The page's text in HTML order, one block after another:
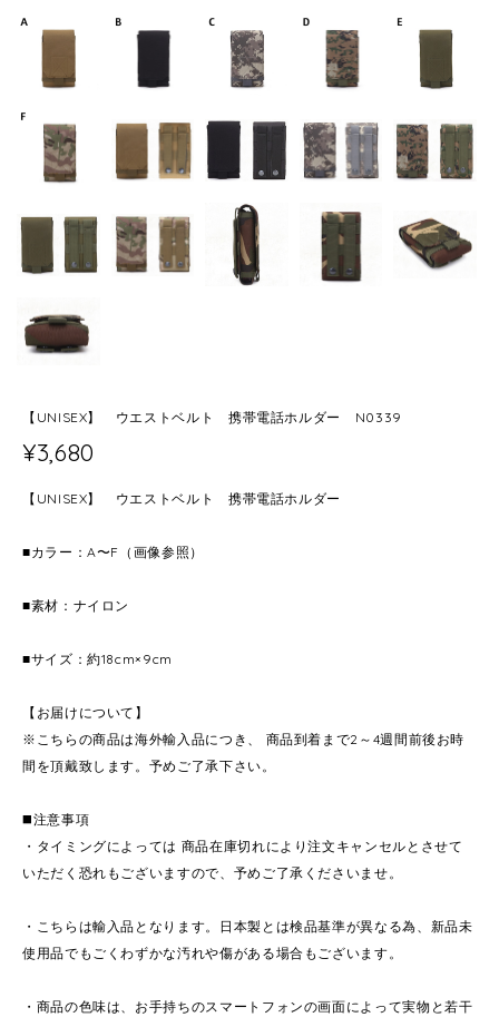
【UNISEX】 ウエストベルト 携帯電話ホルダー N0339
¥3,680
【UNISEX】 ウエストベルト 携帯電話ホルダー
■カラー：A〜F（画像参照）
■素材：ナイロン
■サイズ：約18cm×9cm
【お届けについて】
※こちらの商品は海外輸入品につき、 商品到着まで2～4週間前後お時
間を頂戴致します。予めご了承下さい。
◼️注意事項
・タイミングによっては 商品在庫切れにより注文キャンセルとさせて
いただく恐れもございますので、予めご了承くださいませ。
・こちらは輸入品となります。日本製とは検品基準が異なる為、新品未
使用品でもごくわずかな汚れや傷がある場合もございます。
・商品の色味は、お手持ちのスマートフォンの画面によって実物と若干